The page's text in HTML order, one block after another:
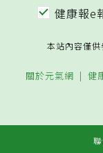
健康報e
本站內容僅
關於元氣網 健